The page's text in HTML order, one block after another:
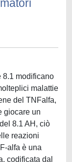
8.1 modificano
malattie
del TNFalfa,
giocare un
8.1 AH, ciò
reazioni
alfa è una
codificata dal